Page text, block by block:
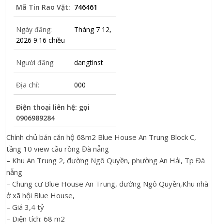
Mã Tin Rao Vặt: 746461
Ngày đăng:
Tháng 7 12,
2026 9:16 chiều
Người đăng: dangtinst
Địa chỉ: 000
Điện thoại liên hệ: gọi
0906989284
Chính chủ bán căn hộ 68m2 Blue House An Trung Block C,
tầng 10 view cầu rồng Đà nẵng
– Khu An Trung 2, đường Ngô Quyền, phường An Hải, Tp Đà
nẵng
– Chung cư Blue House An Trung, đường Ngô Quyền,Khu nhà
ở xã hội Blue House,
– Giá 3,4 tỷ
– Diện tích: 68 m2